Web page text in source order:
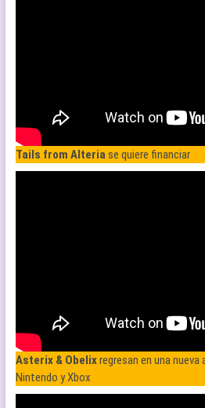
Tails from Alteriase quiere financiar
Asterix & Obelixregresan en una
Nintendo y Xbox